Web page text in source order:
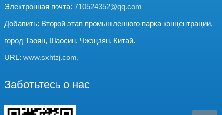
Электронная почта: 710524352@qq.com
Добавить: Второй этап промышленного парка концентрации,
город Таоян, Шаосин, Чжэцзян, Китай.
URL: www.sxhtzj.com.
Заботьтесь о нас